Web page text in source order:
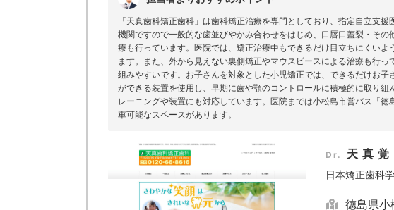
「天真歯科矯正歯科」は歯科矯正治療を専門としており、指定自立支
機関ですので一般的な歯並びやかみ合わせをはじめ、口唇口蓋裂・そ
療も行っています。医院では、矯正治療中もできるだけ目立ちにくい
ます。また、外から見えない裏側矯正やマウスピースによる治療も行
組みやすいです。お子さんを対象とした小児矯正では、できるだけお
ができる装置を使用し、早期に歯や顎のコントロールに積極的に取り
レーニングや装置にも対応しています。医院までは小松島市営バス「
車可能なスペースがあります。
Dr. 天真覚
日本矯正歯科
徳島県